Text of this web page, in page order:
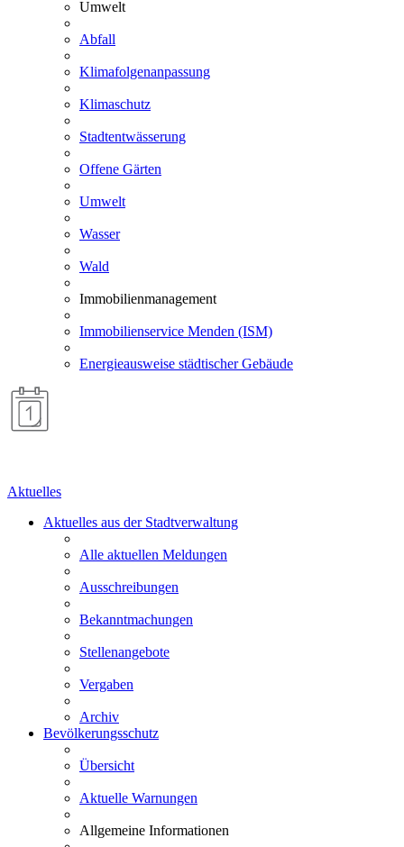
Umwelt
Abfall
Klimafolgenanpassung
Klimaschutz
Stadtentwässerung
Offene Gärten
Umwelt
Wasser
Wald
Immobilienmanagement
Immobilienservice Menden (ISM)
Energieausweise städtischer Gebäude
Aktuelles
Aktuelles aus der Stadtverwaltung
Alle aktuellen Meldungen
Ausschreibungen
Bekanntmachungen
Stellenangebote
Vergaben
Archiv
Bevölkerungsschutz
Übersicht
Aktuelle Warnungen
Allgemeine Informationen